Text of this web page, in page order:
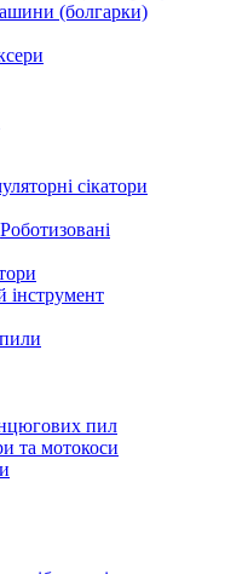
(болгарки)
сікатори
Роботизовані
інструмент
пил
та мотокоси